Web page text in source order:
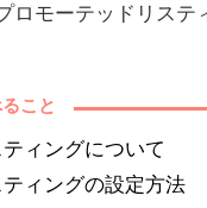
ロモーテッドリステ
こと
ィングについて
ィングの設定方法